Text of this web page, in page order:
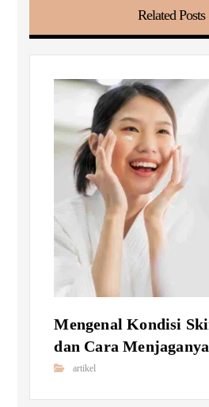
Related Posts
Mengenal Kondisi
dan Cara Menjaganya
artikel